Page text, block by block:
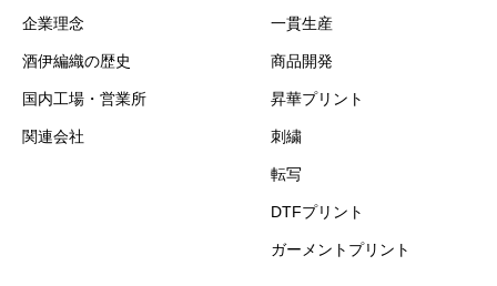
企業理念
酒伊編織の歴史
国内工場・営業所
関連会社
一貫生産
商品開発
昇華プリント
刺繍
転写
DTFプリント
ガーメントプリント